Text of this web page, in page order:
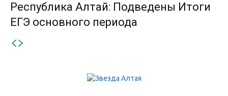
Республика Алтай: Подведены Итоги
ЕГЭ основного периода